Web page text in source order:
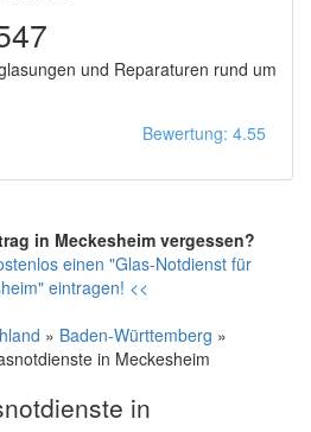
und Reparaturen rund um
Bewertung: 4.55
in Meckesheim vergessen?
einen "Glas-Notdienst für
eintragen! <<
» Baden-Württemberg »
in Meckesheim
in